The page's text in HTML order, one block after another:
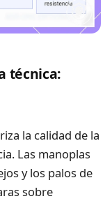
técnica:
la calidad de la
Las manoplas
y los palos de
sobre